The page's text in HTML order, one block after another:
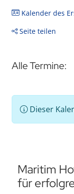
Kalender des
Seite teilen
Alle Termine:
Dieser
Maritim
für